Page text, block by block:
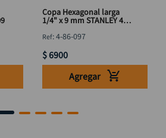
Copa Hexagonal larga
1/4" x 9 mm STANLEY 4-
:4-86-097
$6900
Agregar